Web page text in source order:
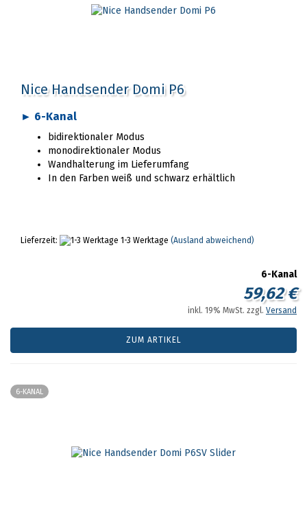
Nice Handsender Domi P6
► 6-Kanal
bidirektionaler Modus
monodirektionaler Modus
Wandhalterung im Lieferumfang
In den Farben weiß und schwarz erhältlich
Lieferzeit: 1-3 Werktage (Ausland abweichend)
6-Kanal
59,62 €
inkl. 19% MwSt. zzgl. Versand
ZUM ARTIKEL
6-KANAL